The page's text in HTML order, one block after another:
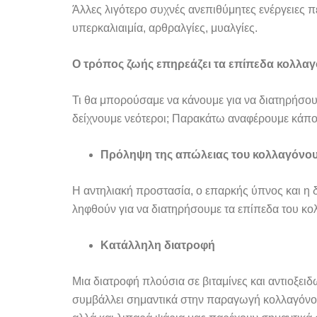
Άλλες λιγότερο συχνές ανεπιθύμητες
υπερκαλιαιμία, αρθραλγίες, μυαλγίες.
Ο τρόπος ζωής επηρεάζει τα επίπεδα
Τι θα μπορούσαμε να κάνουμε για να
δείχνουμε νεότεροι; Παρακάτω αναφέρουμε
Πρόληψη της απώλειας του
Η αντηλιακή προστασία, ο επαρκής ύπνος και η
ληφθούν για να διατηρήσουμε τα επίπεδα του
Κατάλληλη διατροφή
Μια διατροφή πλούσια σε βιταμίνες και
συμβάλλει σημαντικά στην παραγωγή